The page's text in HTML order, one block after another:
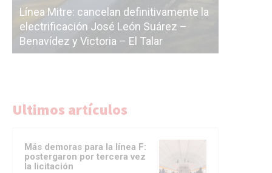
La Ciudad vuelve a postergar la
licitación de la línea F
Ultimos artículos
Más demoras para la línea F:
postergaron por tercera vez
la licitación